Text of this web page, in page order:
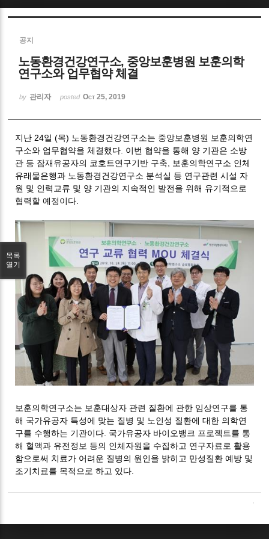
공지
노동환경건강연구소, 중앙보훈병원 보훈의학
연구소와 업무협약 체결
by 관리자 posted Oct 25, 2019
지난 24일 (목) 노동환경건강연구소는 중앙보훈병원 보훈의학연
구소와 업무협약을 체결했다. 이번 협약을 통해 양 기관은 소방
관 등 잠재유공자의 코호트연구기반 구축, 보훈의학연구소 인체
유래물은행과 노동환경건강연구소 분석실 등 연구관련 시설 자
원 및 인력교류 및 양 기관의 지속적인 발전을 위해 유기적으로
협력할 예정이다.
보훈의학연구소는 보훈대상자 관련 질환에 관한 임상연구를 통
해 국가유공자 특성에 맞는 질병 및 노인성 질환에 대한 의학연
구를 수행하는 기관이다. 국가유공자 바이오뱅크 프로젝트를 통
해 혈액과 유전정보 등의 인체자원을 수집하고 연구자료로 활용
함으로써 치료가 어려운 질병의 원인을 밝히고 만성질환 예방 및
조기치료를 목적으로 하고 있다.
목록
열기
Sketchbook5, 스케치북5
Sketchbook5, 스케치북5